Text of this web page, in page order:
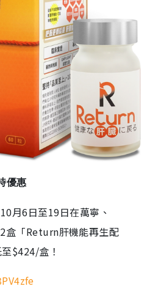
優惠
月6日至19日在萬寧、
盒「Return肝機能再生配
$424/盒！